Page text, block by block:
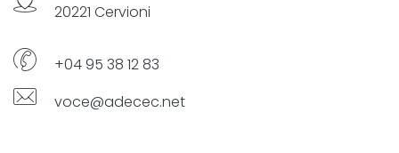
20221 Cervioni
+04 95 38 12 83
voce@adecec.net